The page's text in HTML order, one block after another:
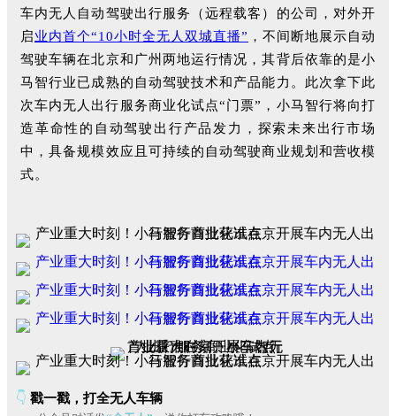
车内无人自动驾驶出行服务（远程载客）的公司，对外开
启业内首个“10小时全无人双城直播” ，不间断地展示自动
驾驶车辆在北京和广州两地运行情况，其背后依靠的是小
马智行业已成熟的自动驾驶技术和产品能力。此次拿下此
次车内无人出行服务商业化试点“门票”，小马智行将向打
造革命性的自动驾驶出行产品发力，探索未来出行市场
中，具备规模效应且可持续的自动驾驶商业规划和营收模
式。
👇 戳一戳，打全无人车辆